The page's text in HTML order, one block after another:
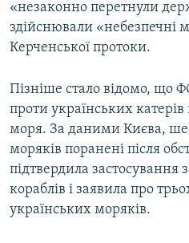
«незаконно перетнули
здійснювали «небезпечні
Керченської протоки.
Пізніше стало відомо, що
проти українських катерів
моря. За даними Києва,
моряків поранені після
підтвердила застосування
кораблів і заявила про
українських моряків.